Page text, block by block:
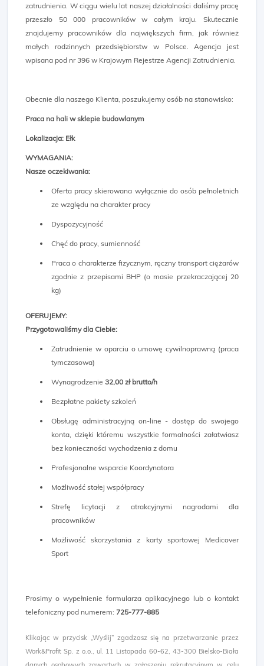
zatrudnienia. W ciągu wielu lat naszej działalności daliśmy pracę
przeszło 50 000 pracowników w całym kraju. Skutecznie
znajdujemy pracowników dla największych firm, jak również
małych rodzinnych przedsiębiorstw w Polsce. Agencja jest
wpisana pod nr 396 w Krajowym Rejestrze Agencji Zatrudnienia.
Obecnie dla naszego Klienta, poszukujemy osób na stanowisko:
Praca na hali w sklepie budowlanym
Lokalizacja: Ełk
WYMAGANIA:
Nasze oczekiwania:
Oferta pracy skierowana wyłącznie do osób pełnoletnich
ze względu na charakter pracy
Dyspozycyjność
Chęć do pracy, sumienność
Praca o charakterze fizycznym, ręczny transport ciężarów
zgodnie z przepisami BHP (o masie przekraczającej 20
kg)
OFERUJEMY:
Przygotowaliśmy dla Ciebie:
Zatrudnienie w oparciu o umowę cywilnoprawną (praca
tymczasowa)
Wynagrodzenie 32,00 zł brutto/h
Bezpłatne pakiety szkoleń
Obsługę administracyjną on-line - dostęp do swojego
konta, dzięki któremu wszystkie formalności załatwiasz
bez konieczności wychodzenia z domu
Profesjonalne wsparcie Koordynatora
Możliwość stałej współpracy
Strefę licytacji z atrakcyjnymi nagrodami dla
pracowników
Możliwość skorzystania z karty sportowej Medicover
Sport
Prosimy o wypełnienie formularza aplikacyjnego lub o kontakt
telefoniczny pod numerem: 725-777-885​
Klikając w przycisk „Wyślij” zgadzasz się na przetwarzanie przez
Work&Profit Sp. z o.o., ul. 11 Listopada 60-62, 43-300 Bielsko-Biała